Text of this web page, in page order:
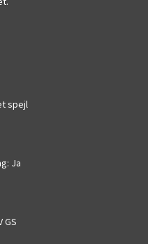
spejl
Ja
GS